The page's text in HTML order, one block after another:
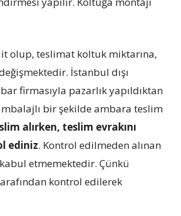
olup, teslimat koltuk miktarına,
İstanbul dışı
firmasıyla pazarlık yapıldıktan
bir şekilde ambara teslim
alırken, teslim evrakını
ediniz. Kontrol edilmeden alınan
etmemektedir. Çünkü
kontrol edilerek